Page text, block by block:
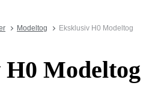
Modeltog
Eksklusiv H0 Modeltog
Modeltog